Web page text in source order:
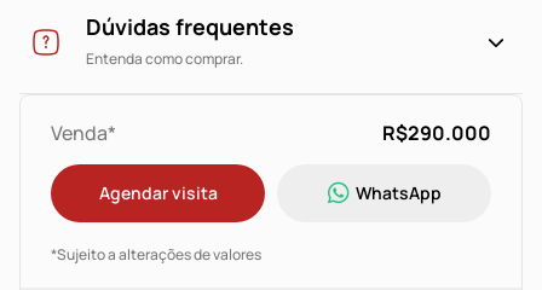
tipos de negócios. Aproveite esta oportunidade e
agende uma visita para conhecer de perto! Entre em
contato para mais informações. Invista no seu futuro!
#PortoAlegre #MoinhosdeVento #imóveis
#negócios
Dúvidas frequentes
Entenda como comprar.
Venda* R$290.000
Agendar visita WhatsApp
*Sujeito a alterações de valores